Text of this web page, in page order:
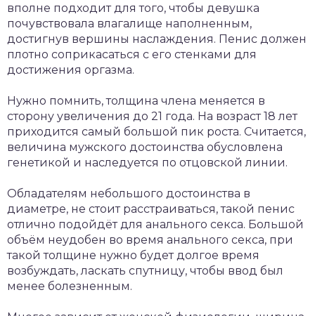
вполне подходит для того, чтобы девушка
почувствовала влагалище наполненным,
достигнув вершины наслаждения. Пенис должен
плотно соприкасаться с его стенками для
достижения оргазма.
Нужно помнить, толщина члена меняется в
сторону увеличения до 21 года. На возраст 18 лет
приходится самый большой пик роста. Считается,
величина мужского достоинства обусловлена
генетикой и наследуется по отцовской линии.
Обладателям небольшого достоинства в
диаметре, не стоит расстраиваться, такой пенис
отлично подойдёт для анального секса. Большой
объём неудобен во время анального секса, при
такой толщине нужно будет долгое время
возбуждать, ласкать спутницу, чтобы ввод был
менее болезненным.